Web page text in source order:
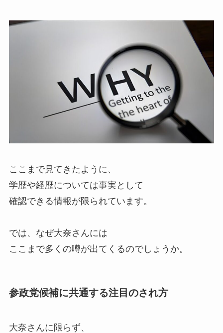
ここまで見てきたように、
学歴や経歴については事実として
確認できる情報が限られています。
では、なぜ大奈さんには
ここまで多くの噂が出てくるのでしょうか。
参政党候補に共通する注目のされ方
大奈さんに限らず、